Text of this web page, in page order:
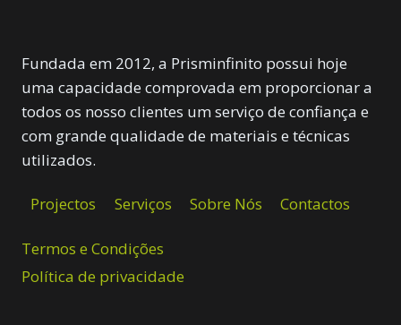
Fundada em 2012, a Prisminfinito possui hoje
uma capacidade comprovada em proporcionar a
todos os nosso clientes um serviço de confiança e
com grande qualidade de materiais e técnicas
utilizados.
Projectos Serviços Sobre Nós Contactos
Termos e Condições
Política de privacidade